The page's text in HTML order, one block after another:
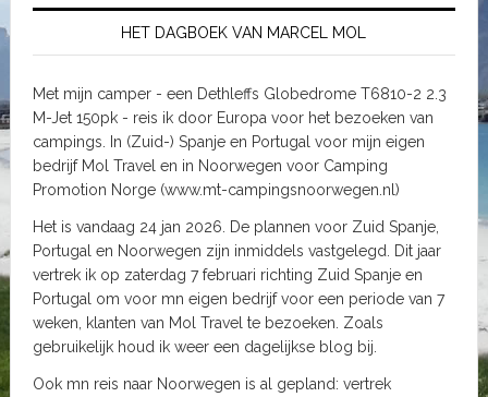
HET DAGBOEK VAN MARCEL MOL
Met mijn camper - een Dethleffs Globedrome T6810-2 2.3
M-Jet 150pk - reis ik door Europa voor het bezoeken van
campings. In (Zuid-) Spanje en Portugal voor mijn eigen
bedrijf Mol Travel en in Noorwegen voor Camping
Promotion Norge (www.mt-campingsnoorwegen.nl)
Het is vandaag 24 jan 2026. De plannen voor Zuid Spanje,
Portugal en Noorwegen zijn inmiddels vastgelegd. Dit jaar
vertrek ik op zaterdag 7 februari richting Zuid Spanje en
Portugal om voor mn eigen bedrijf voor een periode van 7
weken, klanten van Mol Travel te bezoeken. Zoals
gebruikelijk houd ik weer een dagelijkse blog bij.
Ook mn reis naar Noorwegen is al gepland: vertrek